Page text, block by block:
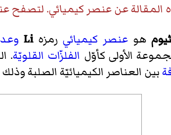
المقالة عنعنصر كيميائي. لتصفح
هوعنصر كيميائي رمزهLi
الأولى كأوّل الفلزّات القلويّة.
بين العناصر الكيميائيّة الصلبة